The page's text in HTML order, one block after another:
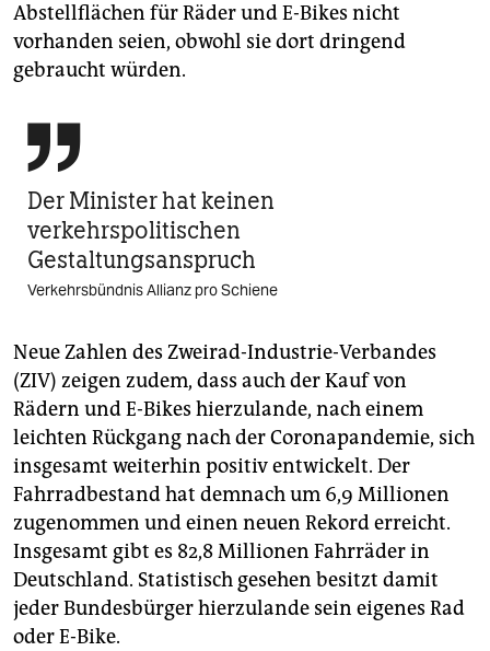
Abstellflächen für Räder und E-Bikes nicht
vorhanden seien, obwohl sie dort dringend
gebraucht würden.

Der Minister hat keinen
verkehrspolitischen
Gestaltungsanspruch
Verkehrsbündnis Allianz pro Schiene
Neue Zahlen des Zweirad-Industrie-Verbandes
(ZIV) zeigen zudem, dass auch der Kauf von
Rädern und E-Bikes hierzulande, nach einem
leichten Rückgang nach der Coronapandemie, sich
insgesamt weiterhin positiv entwickelt. Der
Fahrradbestand hat demnach um 6,9 Millionen
zugenommen und einen neuen Rekord erreicht.
Insgesamt gibt es 82,8 Millionen Fahrräder in
Deutschland. Statistisch gesehen besitzt damit
jeder Bundesbürger hierzulande sein eigenes Rad
oder E-Bike.